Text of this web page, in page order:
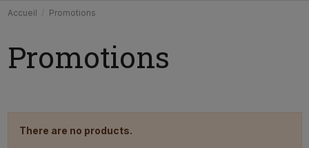
Accueil Promotions
Promotions
There are no products.